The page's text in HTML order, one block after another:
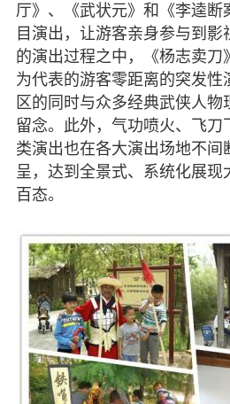
厅》、《武状元》和《李逵断
目演出，让游客亲身参与到影
的演出过程之中，《杨志卖刀
为代表的游客零距离的突发性
区的同时与众多经典武侠人物
留念。此外，气功喷火、飞刀
类演出也在各大演出场地不间
呈，达到全景式、系统化展现
百态。